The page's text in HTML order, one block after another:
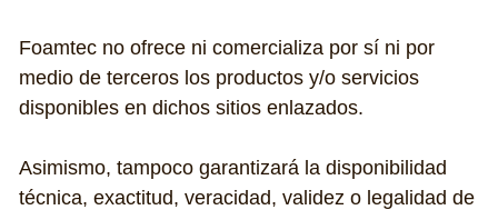
Foamtec no ofrece ni comercializa por sí ni por
medio de terceros los productos y/o servicios
disponibles en dichos sitios enlazados.
Asimismo, tampoco garantizará la disponibilidad
técnica, exactitud, veracidad, validez o legalidad de